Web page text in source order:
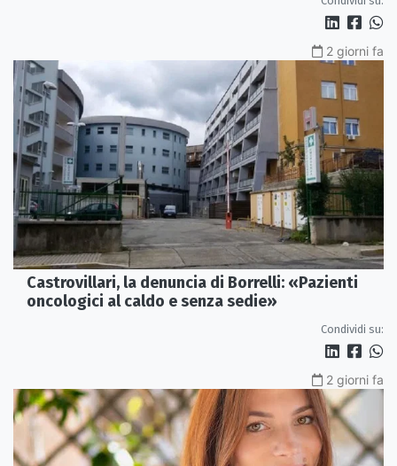
2 giorni fa
Castrovillari, la denuncia di Borrelli: «Pazienti
oncologici al caldo e senza sedie»
Condividi su:
2 giorni fa